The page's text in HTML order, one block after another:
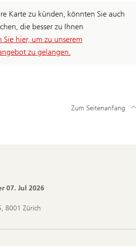
Karte zu künden, könnten Sie auch
die besser zu Ihnen
Sie hier, um zu unserem
zu gelangen.
Zum Seitenanfang
07. Jul 2026
8001 Zürich